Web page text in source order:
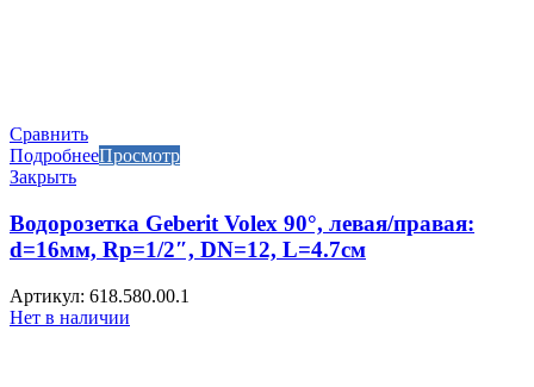
Сравнить
ПодробнееПросмотр
Закрыть
Водорозетка Geberit Volex 90°, левая/правая:
d=16мм, Rp=1/2″, DN=12, L=4.7см
Артикул: 618.580.00.1
Нет в наличии